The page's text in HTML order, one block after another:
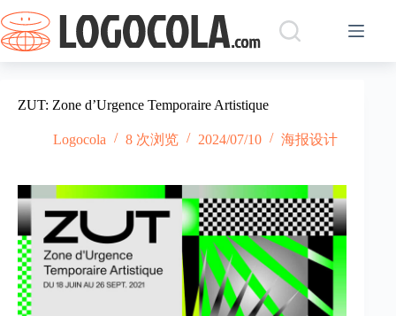
过
内
容
ZUT: Zone d’Urgence Temporaire Artistique
Logocola 8 次浏览 2024/07/10 海报设计